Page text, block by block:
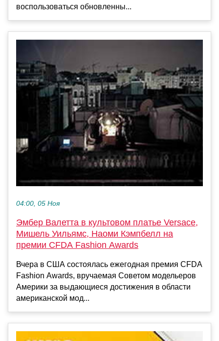
воспользоваться обновленны...
04:00, 05 Ноя
Эмбер Валетта в культовом платье Versace,
Мишель Уильямс, Наоми Кэмпбелл на
премии CFDA Fashion Awards
Вчера в США состоялась ежегодная премия CFDA
Fashion Awards, вручаемая Советом модельеров
Америки за выдающиеся достижения в области
американской мод...